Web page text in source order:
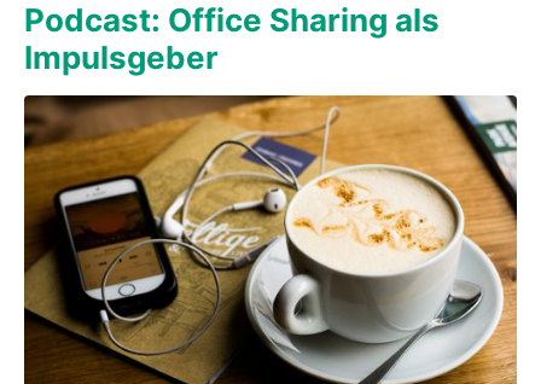
Podcast: Office Sharing als
Impulsgeber